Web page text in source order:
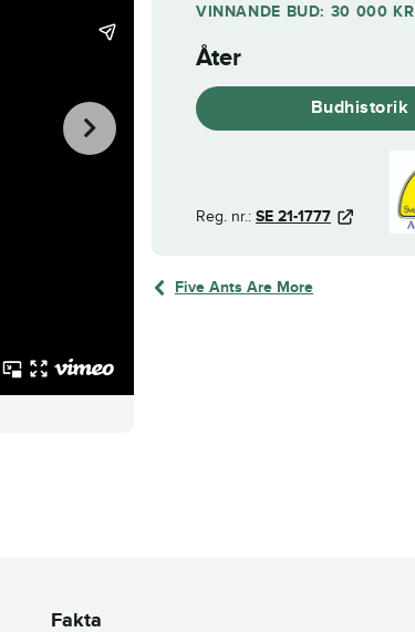
VINNANDE BUD: 30 000 KR
Åter
Budhistorik
Reg. nr.: SE 21-1777
Five Ants Are More
Fakta